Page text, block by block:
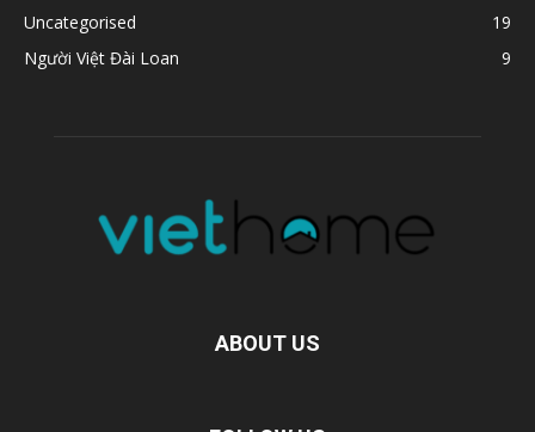
Uncategorised
19
Người Việt Đài Loan
9
ABOUT US